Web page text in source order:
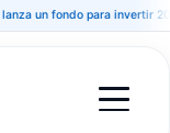
un fondo para invertir 200